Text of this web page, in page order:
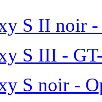
S II noir
S III -
S noir -